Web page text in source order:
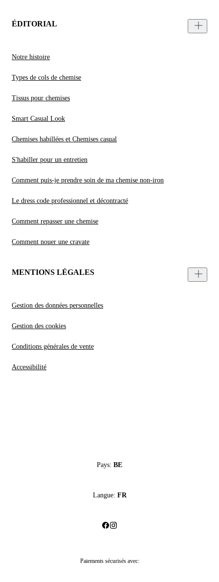
ÉDITORIAL
Notre histoire
Types de cols de chemise
Tissus pour chemises
Smart Casual Look
Chemises habillées et Chemises casual
S'habiller pour un entretien
Comment puis-je prendre soin de ma chemise non-iron
Le dress code professionnel et décontracté
Comment repasser une chemise
Comment nouer une cravate
MENTIONS LÉGALES
Gestion des données personnelles
Gestion des cookies
Conditions générales de vente
Accessibilité
Pays: BE
Langue: FR
Paiements sécurisés avec: